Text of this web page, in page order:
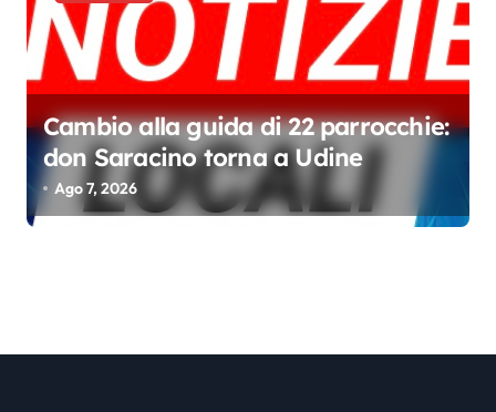
Cambio alla guida di 22 parrocchie:
don Saracino torna a Udine
Ago 7, 2026